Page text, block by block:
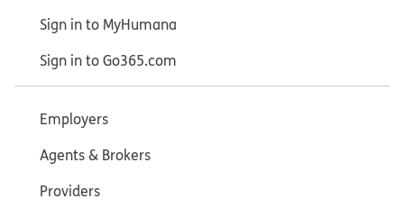
Sign in to MyHumana
Sign in to Go365.com
Employers
Agents & Brokers
Providers